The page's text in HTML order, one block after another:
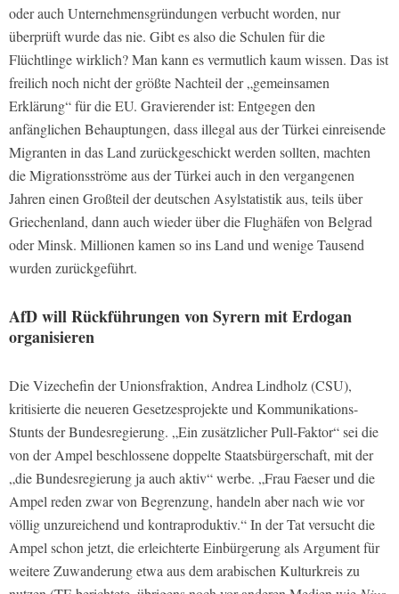
oder auch Unternehmensgründungen verbucht worden, nur
überprüft wurde das nie. Gibt es also die Schulen für die
Flüchtlinge wirklich? Man kann es vermutlich kaum wissen. Das ist
freilich noch nicht der größte Nachteil der „gemeinsamen
Erklärung“ für die EU. Gravierender ist: Entgegen den
anfänglichen Behauptungen, dass illegal aus der Türkei einreisende
Migranten in das Land zurückgeschickt werden sollten, machten
die Migrationsströme aus der Türkei auch in den vergangenen
Jahren einen Großteil der deutschen Asylstatistik aus, teils über
Griechenland, dann auch wieder über die Flughäfen von Belgrad
oder Minsk. Millionen kamen so ins Land und wenige Tausend
wurden zurückgeführt.
AfD will Rückführungen von Syrern mit Erdogan
organisieren
Die Vizechefin der Unionsfraktion, Andrea Lindholz (CSU),
kritisierte die neueren Gesetzesprojekte und Kommunikations-
Stunts der Bundesregierung. „Ein zusätzlicher Pull-Faktor“ sei die
von der Ampel beschlossene doppelte Staatsbürgerschaft, mit der
„die Bundesregierung ja auch aktiv“ werbe. „Frau Faeser und die
Ampel reden zwar von Begrenzung, handeln aber nach wie vor
völlig unzureichend und kontraproduktiv.“ In der Tat versucht die
Ampel schon jetzt, die erleichterte Einbürgerung als Argument für
weitere Zuwanderung etwa aus dem arabischen Kulturkreis zu